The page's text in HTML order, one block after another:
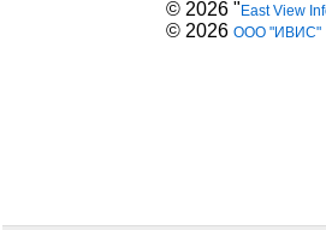
© 2026 " East View
© 2026 ООО "ИВИС"